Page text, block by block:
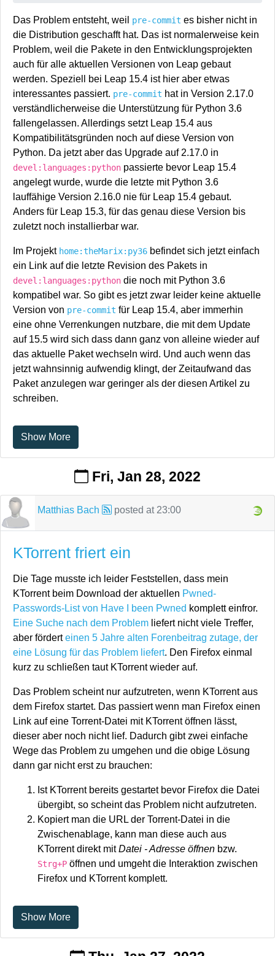
Das Problem entsteht, weil pre-commit es bisher nicht in
die Distribution geschafft hat. Das ist normalerweise kein
Problem, weil die Pakete in den Entwicklungsprojekten
auch für alle aktuellen Versionen von Leap gebaut
werden. Speziell bei Leap 15.4 ist hier aber etwas
interessantes passiert. pre-commit hat in Version 2.17.0
verständlicherweise die Unterstützung für Python 3.6
fallengelassen. Allerdings setzt Leap 15.4 aus
Kompatibilitätsgründen noch auf diese Version von
Python. Da jetzt aber das Upgrade auf 2.17.0 in
devel:languages:python passierte bevor Leap 15.4
angelegt wurde, wurde die letzte mit Python 3.6
lauffähige Version 2.16.0 nie für Leap 15.4 gebaut.
Anders für Leap 15.3, für das genau diese Version bis
zuletzt noch installierbar war.
Im Projekt home:theMarix:py36 befindet sich jetzt einfach
ein Link auf die letzte Revision des Pakets in
devel:languages:python die noch mit Python 3.6
kompatibel war. So gibt es jetzt zwar leider keine aktuelle
Version von pre-commit für Leap 15.4, aber immerhin
eine ohne Verrenkungen nutzbare, die mit dem Update
auf 15.5 wird sich dass dann ganz von alleine wieder auf
das aktuelle Paket wechseln wird. Und auch wenn das
jetzt wahnsinnig aufwendig klingt, der Zeitaufwand das
Paket anzulegen war geringer als der diesen Artikel zu
schreiben.
Show More
Fri, Jan 28, 2022
Matthias Bach posted at 23:00
KTorrent friert ein
Die Tage musste ich leider Feststellen, dass mein
KTorrent beim Download der aktuellen Pwned-
Passwords-List von Have I been Pwned komplett einfror.
Eine Suche nach dem Problem liefert nicht viele Treffer,
aber förderteinen 5 Jahre alten Forenbeitrag zutage, der
eine Lösung für das Problem liefert. Den Firefox einmal
kurz zu schließen taut KTorrent wieder auf.
Das Problem scheint nur aufzutreten, wenn KTorrent aus
dem Firefox startet. Das passiert wenn man Firefox einen
Link auf eine Torrent-Datei mit KTorrent öffnen lässt,
dieser aber noch nicht lief. Dadurch gibt zwei einfache
Wege das Problem zu umgehen und die obige Lösung
dann gar nicht erst zu brauchen:
Ist KTorrent bereits gestartet bevor Firefox die Datei
übergibt, so scheint das Problem nicht aufzutreten.
Kopiert man die URL der Torrent-Datei in die
Zwischenablage, kann man diese auch aus
KTorrent direkt mitDatei - Adresse öffnen bzw.
Strg+P öffnen und umgeht die Interaktion zwischen
Firefox und KTorrent komplett.
Show More